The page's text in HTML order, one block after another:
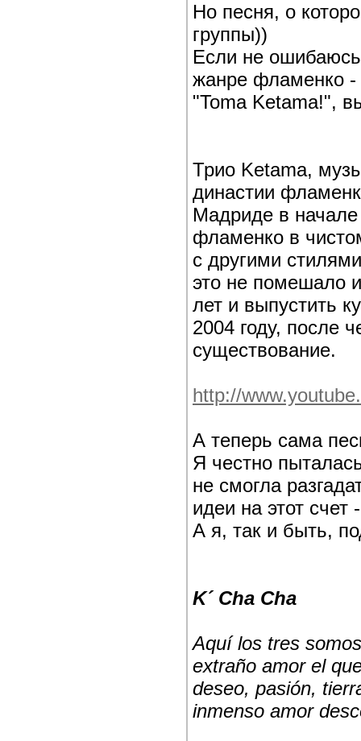
Но песня, о
группы))
Если не
жанре фламенко -
"Tomа Ketama!",
Трио Ketama,
династии
Мадриде в
фламенко в
с другими
это не помешало
лет и выпустить
2004 году, после
существование.
http://
А теперь сама
Я честно
не смогла
идеи на этот счет
А я, так и быть,
K´ Cha Cha
Aquí los tres
extraño amor el
deseo, pasión,
inmenso amor